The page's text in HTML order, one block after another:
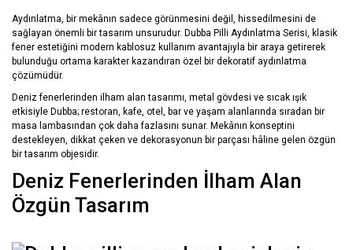
Aydınlatma, bir mekânın sadece görünmesini değil, hissedilmesini de
sağlayan önemli bir tasarım unsurudur. Dubba Pilli Aydınlatma Serisi, klasik
fener estetiğini modern kablosuz kullanım avantajıyla bir araya getirerek
bulunduğu ortama karakter kazandıran özel bir dekoratif aydınlatma
çözümüdür.
Deniz fenerlerinden ilham alan tasarımı, metal gövdesi ve sıcak ışık
etkisiyle Dubba; restoran, kafe, otel, bar ve yaşam alanlarında sıradan bir
masa lambasından çok daha fazlasını sunar. Mekânın konseptini
destekleyen, dikkat çeken ve dekorasyonun bir parçası hâline gelen özgün
bir tasarım objesidir.
Deniz Fenerlerinden İlham Alan
Özgün Tasarım